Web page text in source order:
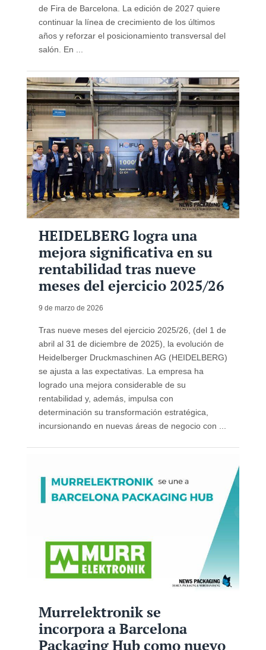
de Fira de Barcelona. La edición de 2027 quiere
continuar la línea de crecimiento de los últimos
años y reforzar el posicionamiento transversal del
salón. En ...
HEIDELBERG logra una
mejora significativa en su
rentabilidad tras nueve
meses del ejercicio 2025/26
9 de marzo de 2026
Tras nueve meses del ejercicio 2025/26, (del 1 de
abril al 31 de diciembre de 2025), la evolución de
Heidelberger Druckmaschinen AG (HEIDELBERG)
se ajusta a las expectativas. La empresa ha
logrado una mejora considerable de su
rentabilidad y, además, impulsa con
determinación su transformación estratégica,
incursionando en nuevas áreas de negocio con ...
Murrelektronik se
incorpora a Barcelona
Packaging Hub como nuevo